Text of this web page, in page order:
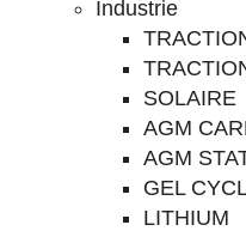
Industrie
SOLAIRE
AGM
AGM
GEL
LITHIUM